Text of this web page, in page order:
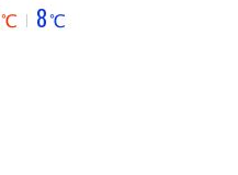
℃ 8℃